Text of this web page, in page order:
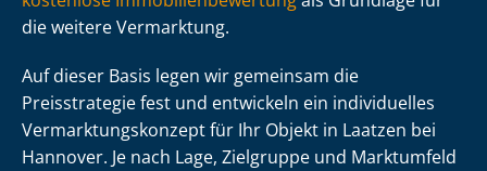
die weitere Vermarktung.
Auf dieser Basis legen wir gemeinsam die
Preisstrategie fest und entwickeln ein individuelles
Ver­mark­tungs­kon­zept für Ihr Objekt in Laatzen bei
Hannover. Je nach Lage, Zielgruppe und Marktumfeld